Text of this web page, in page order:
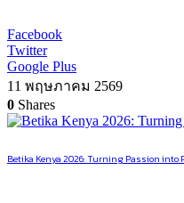
Facebook
Twitter
Google Plus
11 พฤษภาคม 2569
0 Shares
Betika Kenya 2026: Turning Passion into